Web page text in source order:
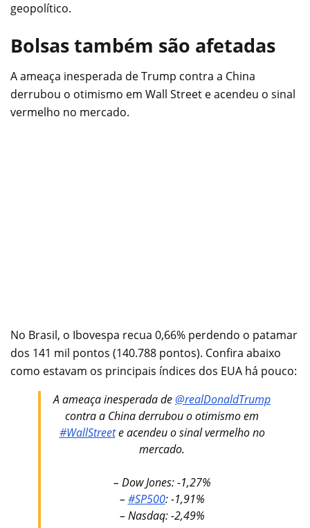
geopolítico.
Bolsas também são afetadas
A ameaça inesperada de Trump contra a China
derrubou o otimismo em Wall Street e acendeu o sinal
vermelho no mercado.
No Brasil, o Ibovespa recua 0,66% perdendo o patamar
dos 141 mil pontos (140.788 pontos). Confira abaixo
como estavam os principais índices dos EUA há pouco:
A ameaça inesperada de @realDonaldTrump
contra a China derrubou o otimismo em
#WallStreete acendeu o sinal vermelho no
mercado.
– Dow Jones: -1,27%
– #SP500: -1,91%
– Nasdaq: -2,49%